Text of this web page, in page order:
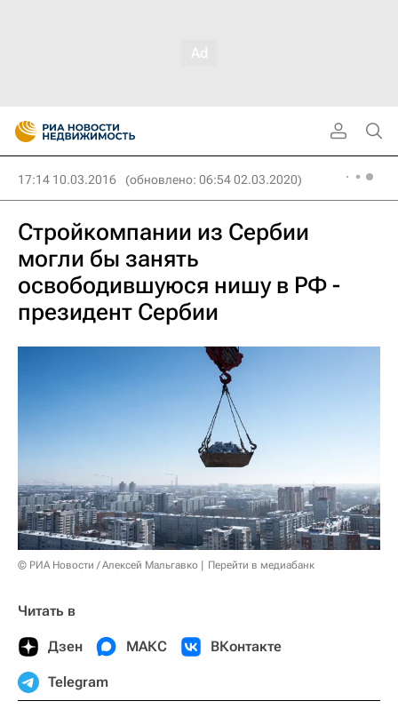
17:14 10.03.2016 (обновлено: 06:54 02.03.2020)
Cтройкомпании из Cербии
могли бы занять
освободившуюся нишу в РФ -
президент Сербии
© РИА Новости / Алексей Мальгавко Перейти в медиабанк
Читать в
Дзен МАКС ВКонтакте
Telegram